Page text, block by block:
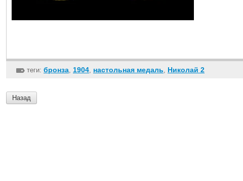
теги: бронза 1904 настольная медаль Николай 2
Назад